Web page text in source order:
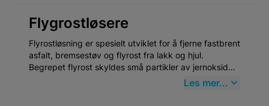
Flygrostløsere
Flyrostløsning er spesielt utviklet for å fjerne fastbrent
asfalt, bremsestøv og flyrost fra lakk og hjul.
Begrepet flyrost skyldes små partikler av jernoksid
som dannes under daglig kjøring, for eksempel ved
Les mer...